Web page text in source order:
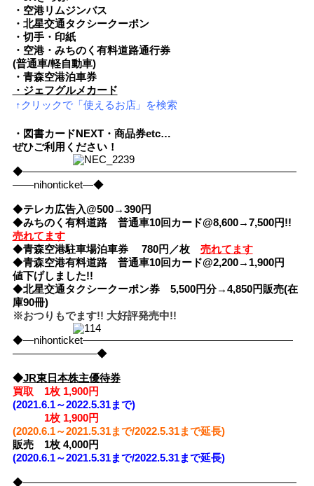
・空港リムジンバス
・北星交通タクシークーポン
・切手・印紙
・空港・みちのく有料道路通行券
(普通車/軽自動車)
・青森空港泊車券
・ジェフグルメカード
↑クリックで「使えるお店」を検索
・図書カードNEXT・商品券etc…
ぜひご利用ください！
◆――――――――――――――――――――――――――
――nihonticket―◆
◆テレカ広告入@500→390円
◆みちのく有料道路 普通車10回カード@8,600→7,500円!!
売れてます
◆青森空港駐車場泊車券 780円／枚
売れてます
◆青森空港有料道路 普通車10回カード@2,200→1,900円
値下げしました!!
◆北星交通タクシークーポン券 5,500円分→4,850円販売(在
庫90冊)
※おつりもでます!! 大好評発売中!!
◆―nihonticket――――――――――――――――――――
――――――――◆
◆JR東日本株主優待券
買取 1枚 1,900円
(2021.6.1～2022.5.31まで)
1枚1,900円
(2020.6.1～2021.5.31まで/2022.5.31まで延長)
販売 1枚 4,000円
(2020.6.1～2021.5.31まで/2022.5.31まで延長)
◆――――――――――――――――――――――――――